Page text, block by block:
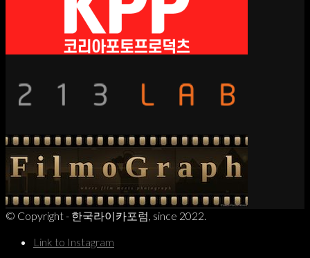
© Copyright - 한국라이카포럼, since 2022.
Link to Instagram